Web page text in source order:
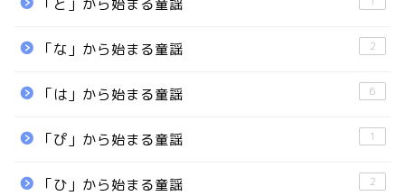
「と」から始まる童謡
「な」から始まる童謡 2
「は」から始まる童謡 6
「ぴ」から始まる童謡 1
「ひ」から始まる童謡 2